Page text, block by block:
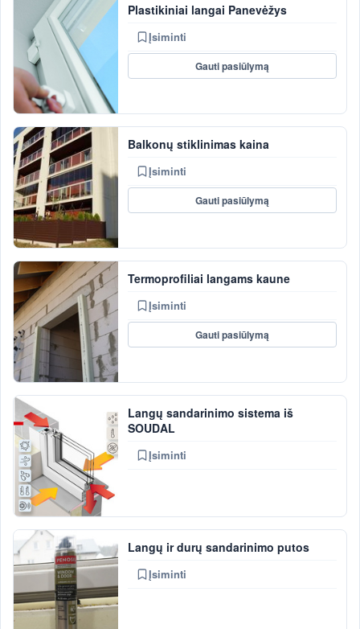
Plastikiniai langai Panevėžys
Įsiminti
Gauti pasiūlymą
Balkonų stiklinimas kaina
Įsiminti
Gauti pasiūlymą
Termoprofiliai langams kaune
Įsiminti
Gauti pasiūlymą
Langų sandarinimo sistema iš
SOUDAL
Įsiminti
Langų ir durų sandarinimo putos
Įsiminti